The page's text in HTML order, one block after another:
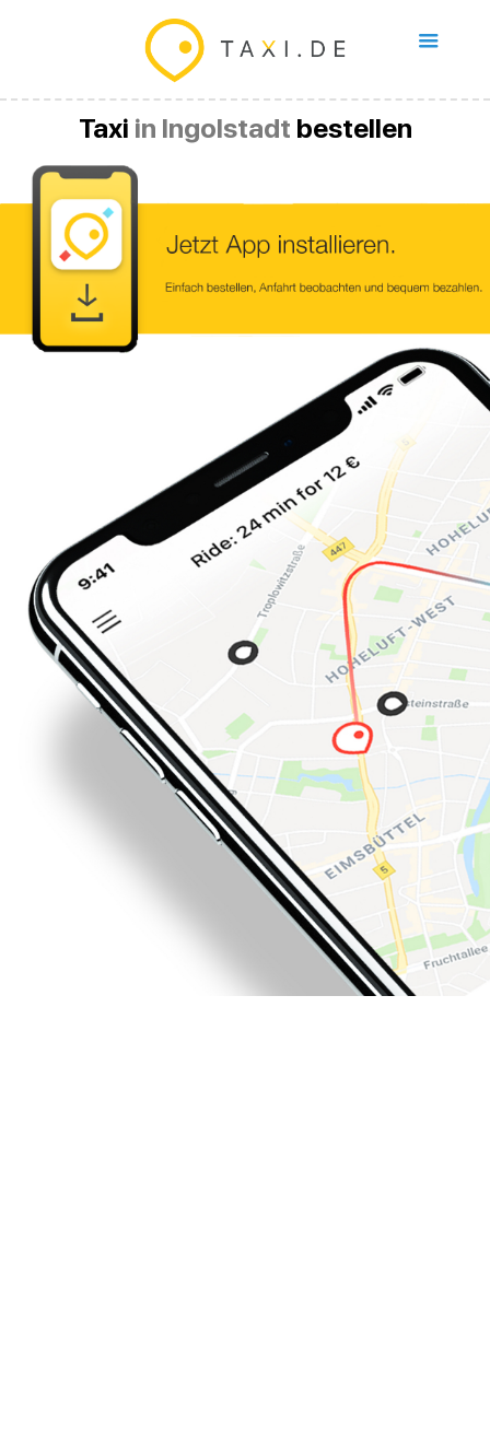
Taxi in Ingolstadt bestellen